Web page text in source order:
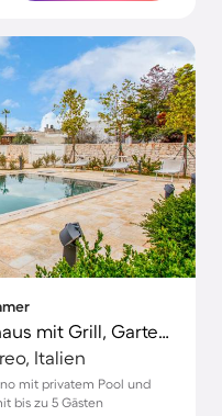
Voll ausgestattetes Ferienhaus mit Grill, Garten und privatem Pool | Neben dem Strand | Hunde erlaubt
Italien
mit privatem Pool und
bis zu 5 Gästen